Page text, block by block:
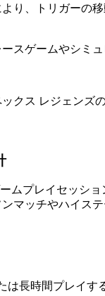
り、トリガーの
ゲームやシミ
クス レジェンズ
ムプレイセッ
マッチやハイス
は長時間プレイす